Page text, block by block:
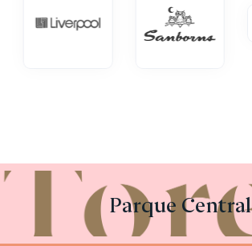
Parque Central